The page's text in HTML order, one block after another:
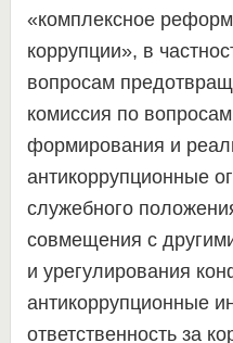
«комплексное
коррупции», в
вопросам
комиссия по
формирования и
антикоррупционные
служебного
совмещения с
и урегулирования
антикоррупционные
ответственность за